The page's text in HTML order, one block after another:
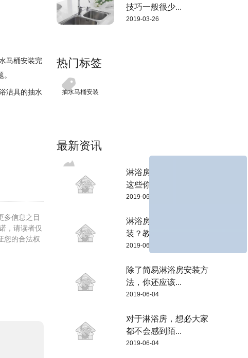
马桶安装完
洁具的抽水
多信息之目
，请读者仅
您的合法权
技巧一般很少...
2019-03-26
热门标签
抽水马桶安装
最新资讯
淋浴房隔断安装，还有
这些你不知道...
2019-06-04
淋浴房防水条怎么安
装？教你两招轻...
2019-06-04
除了简易淋浴房安装方
法，你还应该...
2019-06-04
对于淋浴房，想必大家
都不会感到陌...
2019-06-04